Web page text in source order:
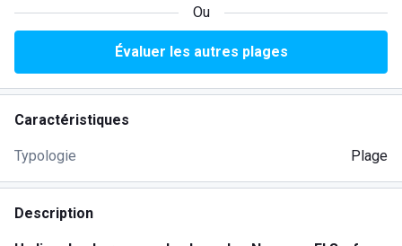
Ou
Évaluer les autres plages
Caractéristiques
Typologie Plage
Description